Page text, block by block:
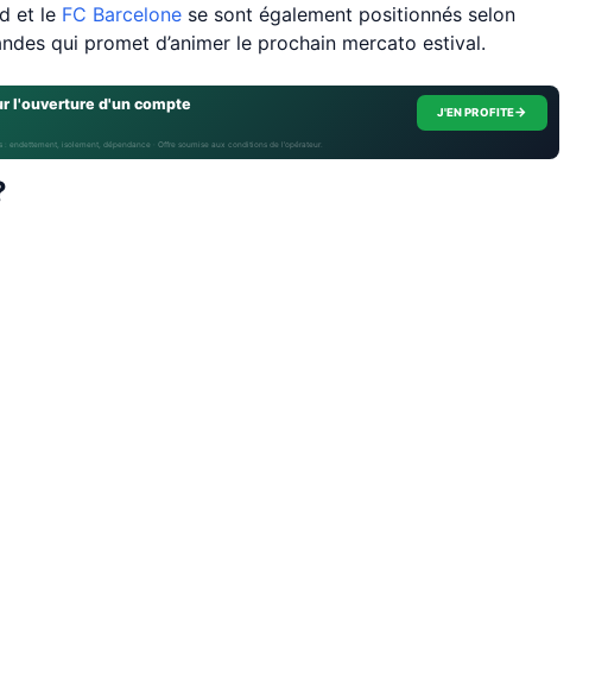
et le FC Barcelone se sont également positionnés selon
qui promet d’animer le prochain mercato estival.
l'ouverture d'un compte J'EN PROFITE→
: endettement, isolement, dépendance · Offre soumise aux conditions de l’opérateur.